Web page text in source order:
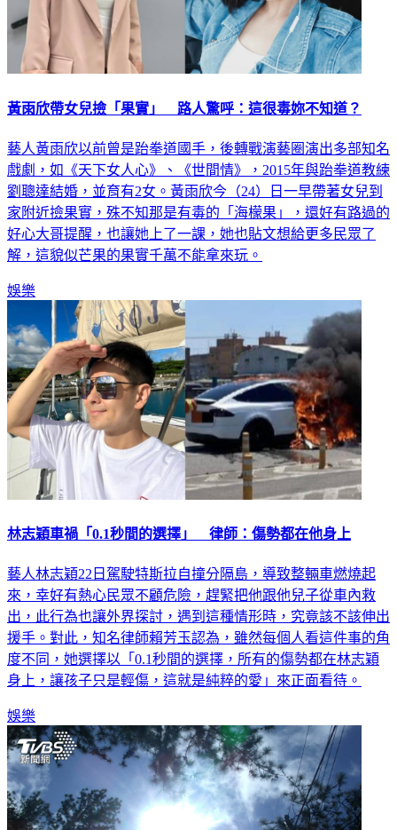
黃雨欣帶女兒撿「果實」 路人驚呼：這很毒妳不知道？
藝人黃雨欣以前曾是跆拳道國手，後轉戰演藝圈演出多部知名
戲劇，如《天下女人心》、《世間情》，2015年與跆拳道教練
劉聰達結婚，並育有2女。黃雨欣今（24）日一早帶著女兒到
家附近撿果實，殊不知那是有毒的「海檬果」，還好有路過的
好心大哥提醒，也讓她上了一課，她也貼文想給更多民眾了
解，這貌似芒果的果實千萬不能拿來玩。
娛樂
林志穎車禍「0.1秒間的選擇」 律師：傷勢都在他身上
藝人林志穎22日駕駛特斯拉自撞分隔島，導致整輛車燃燒起
來，幸好有熱心民眾不顧危險，趕緊把他跟他兒子從車內救
出，此行為也讓外界探討，遇到這種情形時，究竟該不該伸出
援手。對此，知名律師賴芳玉認為，雖然每個人看這件事的角
度不同，她選擇以「0.1秒間的選擇，所有的傷勢都在林志穎
身上，讓孩子只是輕傷，這就是純粹的愛」來正面看待。
娛樂